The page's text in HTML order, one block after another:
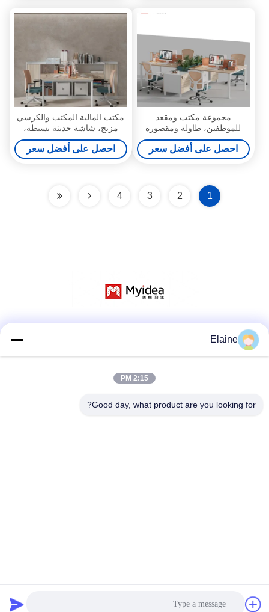
مجموعة مكتب ومقعد
للموظفين، طاولة ومقصورة
محطة عمل للموظفين، مكتب
مالي، مكتب وشاشة لأربعة
أشخاص
احصل على أفضل سعر
مكتب المالية المكتب والكرسي
مزيج، شاشة حديثة بسيطة،
مكتب الموظف، مكتب المكتب،
6-4 شخص مقعد، كشك
احصل على أفضل سعر
1
2
3
4
Elaine
2:15 PM
Good day, what product are you looking for?